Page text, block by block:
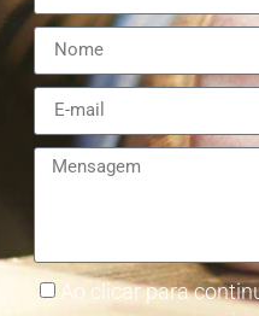
Ao clicar para